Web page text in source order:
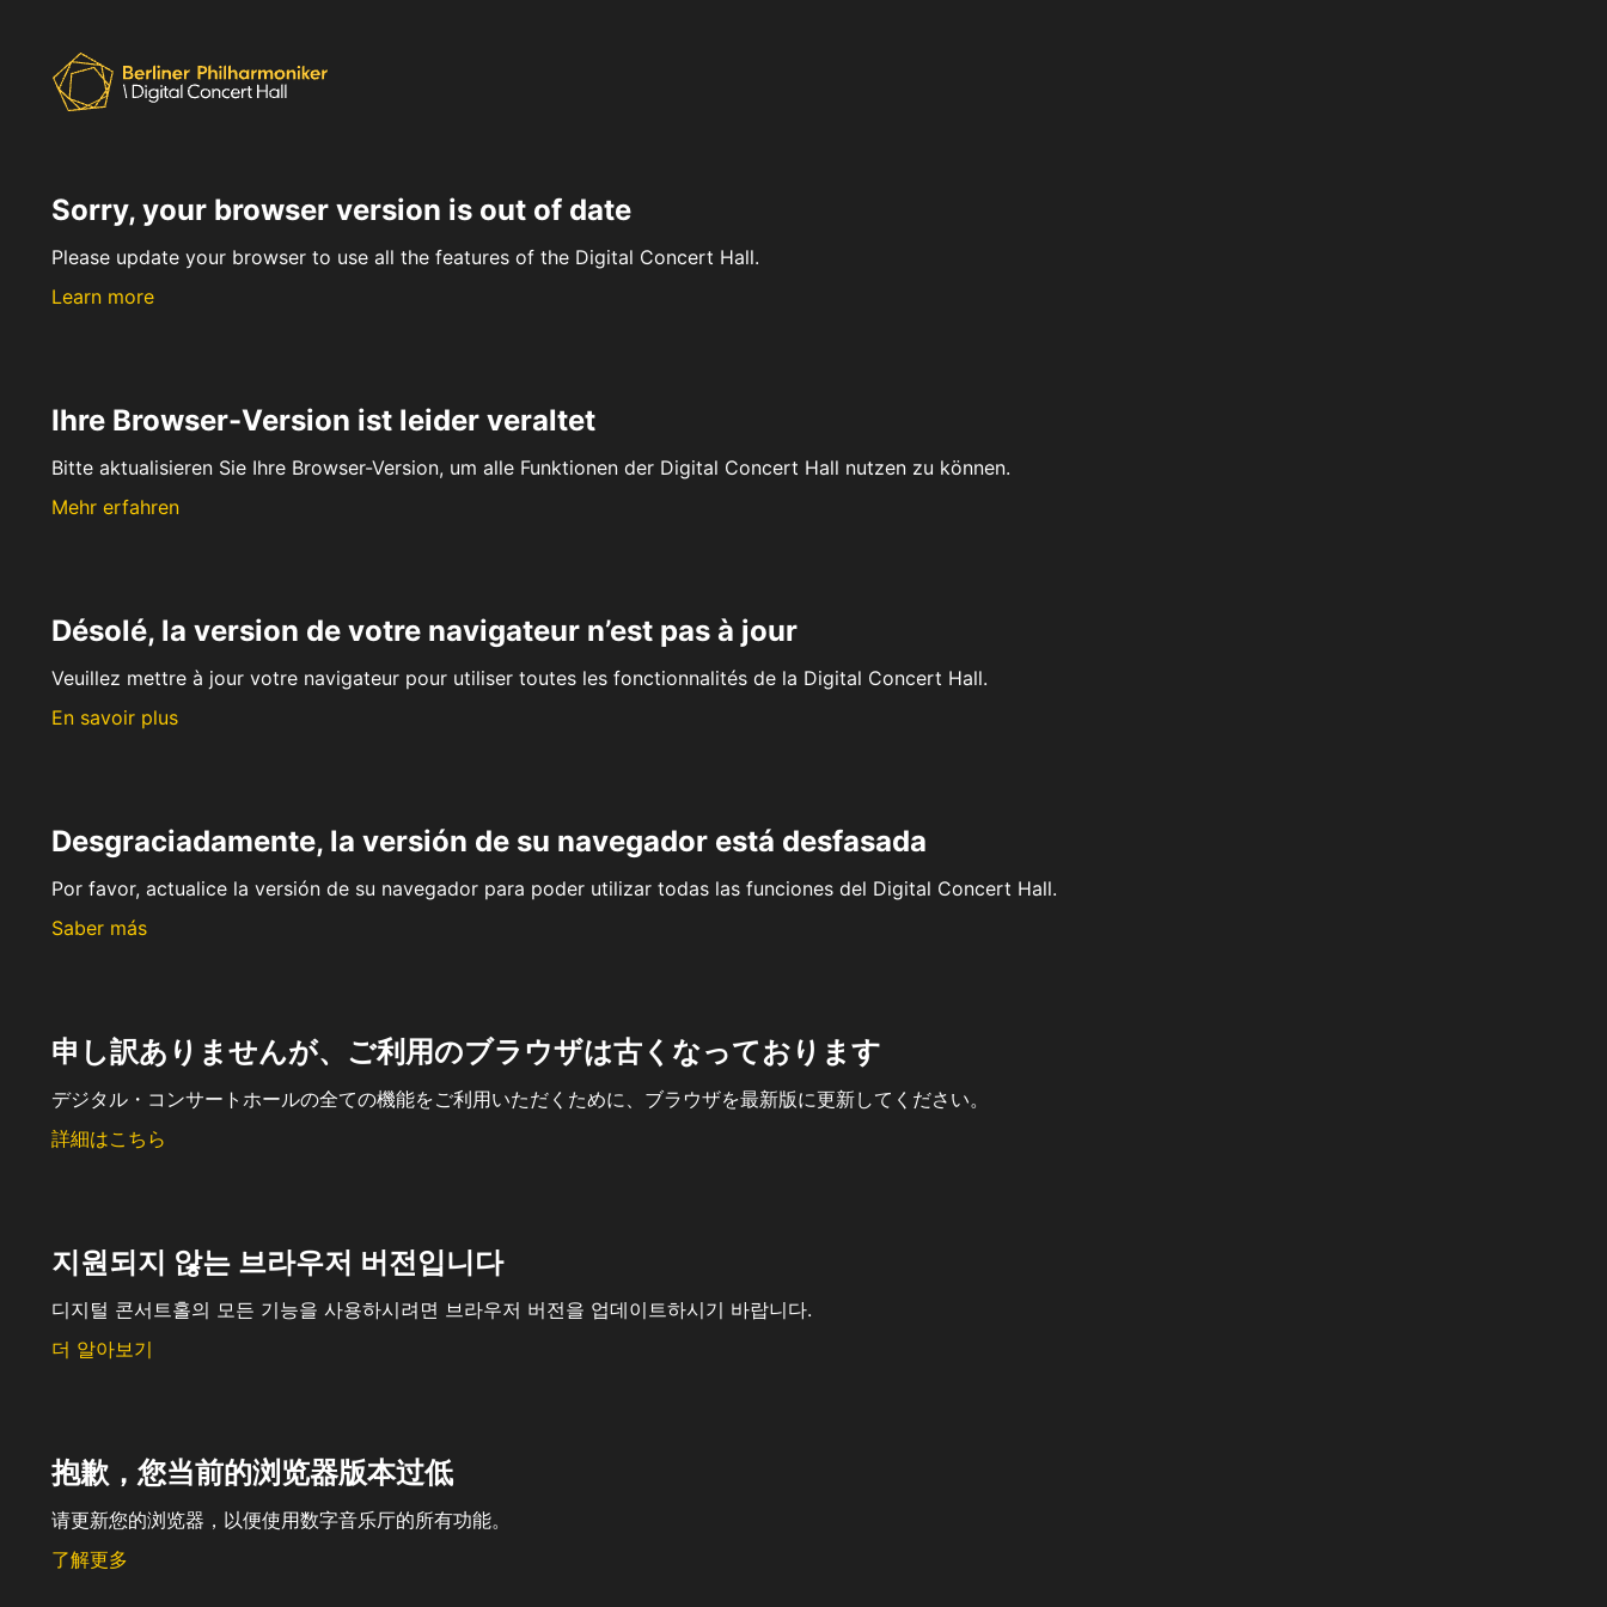
Sorry, your browser version is out of date
Please update your browser to use all the features of the Digital Concert Hall.
Learn more
Ihre Browser-Version ist leider veraltet
Bitte aktualisieren Sie Ihre Browser-Version, um alle Funktionen der Digital Concert Hall nutzen zu können.
Mehr erfahren
Désolé, la version de votre navigateur n’est pas à jour
Veuillez mettre à jour votre navigateur pour utiliser toutes les fonctionnalités de la Digital Concert Hall.
En savoir plus
Desgraciadamente, la versión de su navegador está desfasada
Por favor, actualice la versión de su navegador para poder utilizar todas las funciones del Digital Concert Hall.
Saber más
申し訳ありませんが、ご利用のブラウザは古くなっております
デジタル・コンサートホールの全ての機能をご利用いただくために、ブラウザを最新版に更新してください。
詳細はこちら
지원되지 않는 브라우저 버전입니다
디지털 콘서트홀의 모든 기능을 사용하시려면 브라우저 버전을 업데이트하시기 바랍니다.
더 알아보기
抱歉，您当前的浏览器版本过低
请更新您的浏览器，以便使用数字音乐厅的所有功能。
了解更多